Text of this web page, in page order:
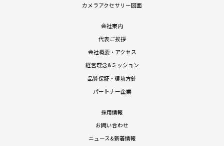
カメラアクセサリー図面
会社案内
代表ご挨拶
会社概要・アクセス
経営理念&ミッション
品質保証・環境方針
パートナー企業
採用情報
お問い合わせ
ニュース&新着情報